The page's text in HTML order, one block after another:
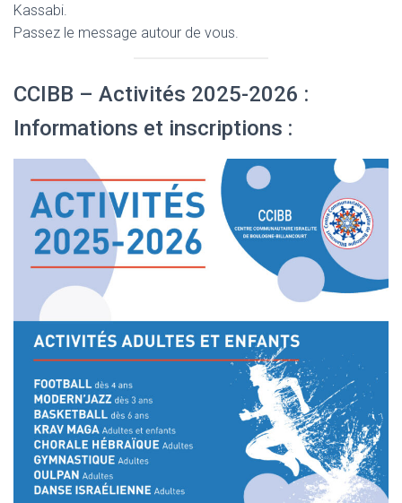
Kassabi.
Passez le message autour de vous.
CCIBB – Activités 2025-2026 :
Informations et inscriptions :